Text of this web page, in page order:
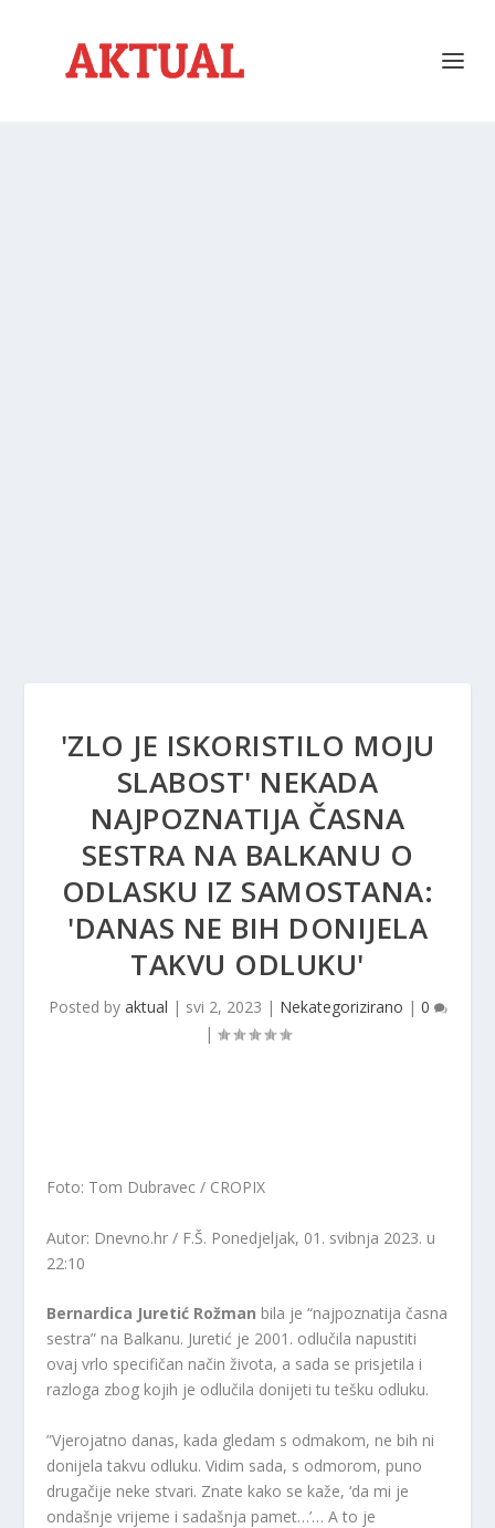
'ZLO JE ISKORISTILO MOJU
SLABOST' NEKADA
NAJPOZNATIJA ČASNA
SESTRA NA BALKANU O
ODLASKU IZ SAMOSTANA:
'DANAS NE BIH DONIJELA
TAKVU ODLUKU'
Posted by aktual | svi 2, 2023 | Nekategorizirano | 0
|
Foto: Tom Dubravec / CROPIX
Autor: Dnevno.hr / F.Š. Ponedjeljak, 01. svibnja 2023. u
22:10
Bernardica Juretić Rožman bila je “najpoznatija časna
sestra” na Balkanu. Juretić je 2001. odlučila napustiti
ovaj vrlo specifičan način života, a sada se prisjetila i
razloga zbog kojih je odlučila donijeti tu tešku odluku.
”Vjerojatno danas, kada gledam s odmakom, ne bih ni
donijela takvu odluku. Vidim sada, s odmorom, puno
drugačije neke stvari. Znate kako se kaže, ‘da mi je
ondašnje vrijeme i sadašnja pamet…’… A to je